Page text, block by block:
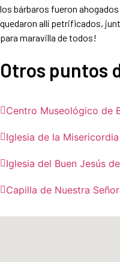
los bárbaros fueron
quedaron allí petrificados,
para maravilla de todos!
Otros puntos
Centro Museológico de
Iglesia de la
Iglesia del Buen Jesús
Capilla de Nuestra